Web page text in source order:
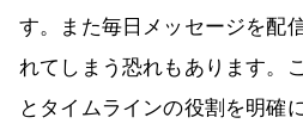
す。また毎日メッセージを配
れてしまう恐れもあります。
とタイムラインの役割を明確